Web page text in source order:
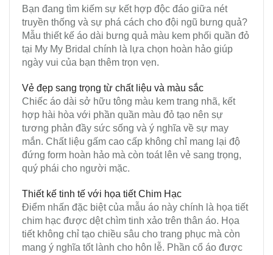
Bạn đang tìm kiếm sự kết hợp độc đáo giữa nét
truyền thống và sự phá cách cho đội ngũ bưng quả?
Mẫu thiết kế áo dài bưng quả màu kem phối quần đỏ
tại My My Bridal chính là lựa chọn hoàn hảo giúp
ngày vui của bạn thêm trọn vẹn.
Vẻ đẹp sang trọng từ chất liệu và màu sắc
Chiếc áo dài sở hữu tông màu kem trang nhã, kết
hợp hài hòa với phần quần màu đỏ tạo nên sự
tương phản đầy sức sống và ý nghĩa về sự may
mắn. Chất liệu gấm cao cấp không chỉ mang lại độ
đứng form hoàn hảo mà còn toát lên vẻ sang trọng,
quý phái cho người mặc.
Thiết kế tinh tế với họa tiết Chim Hạc
Điểm nhấn đặc biệt của mẫu áo này chính là họa tiết
chim hạc được dệt chìm tinh xảo trên thân áo. Họa
tiết không chỉ tạo chiều sâu cho trang phục mà còn
mang ý nghĩa tốt lành cho hôn lễ. Phần cổ áo được